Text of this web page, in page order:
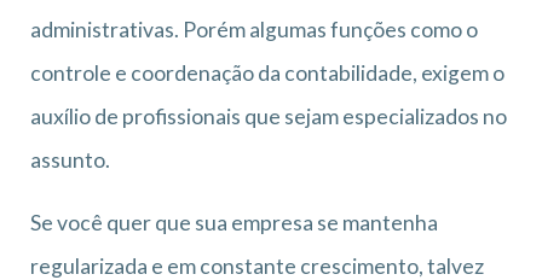
administrativas. Porém algumas funções como o
controle e coordenação da contabilidade, exigem o
auxílio de profissionais que sejam especializados no
assunto.
Se você quer que sua empresa se mantenha
regularizada e em constante crescimento, talvez